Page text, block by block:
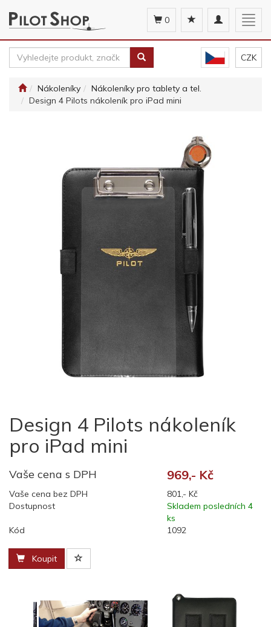
Toggle
navigation
0
CZK
Nákoleníky
Nákoleníky pro tablety a tel.
Design 4 Pilots nákoleník pro iPad mini
Design 4 Pilots nákoleník
pro iPad mini
Vaše cena s DPH 969,- Kč
Vaše cena bez DPH
801,- Kč
Dostupnost
Skladem posledních 4
ks
Kód
1092
Koupit